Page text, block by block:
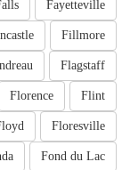
Fayetteville
Fillmore
Flagstaff
Flint
Florence
Floresville
Fond du Lac